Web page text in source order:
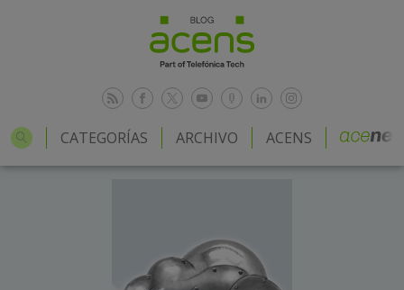
CATEGORÍAS ARCHIVO ACENS